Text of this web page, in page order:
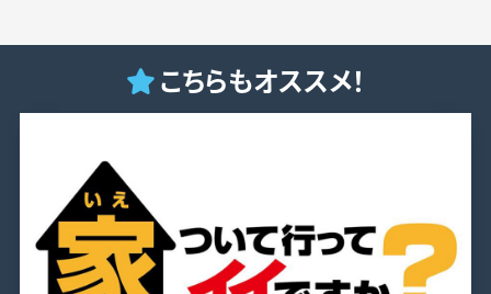
こちらもオススメ！